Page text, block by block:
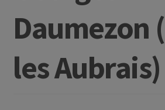
Daumezon
les Aubrais)